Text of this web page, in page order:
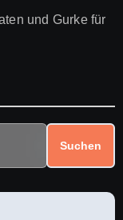
und Gurke für
Suchen